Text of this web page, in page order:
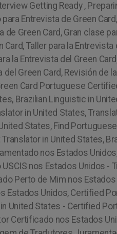
Getting Ready ,
Entrevista de Green
de Green Card, Gran clase
Taller para la
la Entrevista del Green
del Green Card, Revisión
Card Portuguese
Brazilian Linguistic in
in United States,
States, Find
in United States,
nos Estados
nos Estados Unidos
Perto de Mim nos
Estados Unidos, Certified
United States - Certified
Certificado nos Estados